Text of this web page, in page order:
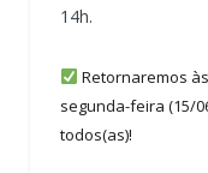
14h.
Retornaremos
segunda-feira (15/
todos(as)!